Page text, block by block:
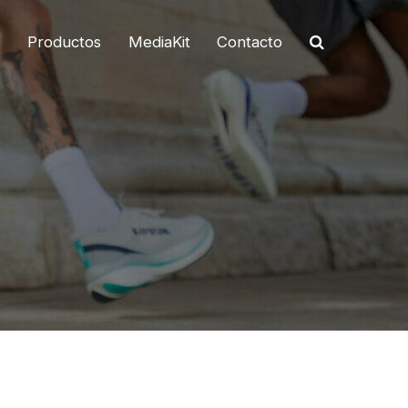
Productos MediaKit Contacto